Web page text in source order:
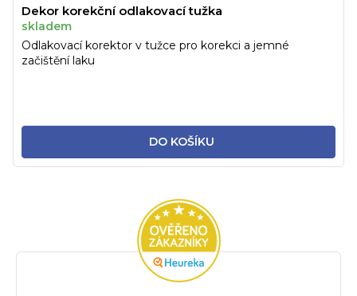
Dekor korekční odlakovací tužka
skladem
DO KOŠÍKU
Odlakovací korektor v tužce pro korekci a jemné
začištění laku